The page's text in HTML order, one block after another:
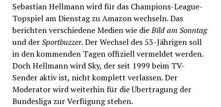
Sebastian Hellmann wird für das Champions-League-
Topspiel am Dienstag zu Amazon wechseln. Das
berichten verschiedene Medien wie dieBild am Sonntag
und derSportbuzzer.Der Wechsel des 53-Jährigen soll
in den kommenden Tagen offiziell vermeldet werden.
Doch Hellmann wird Sky, der seit 1999 beim TV-
Sender aktiv ist, nicht komplett verlassen. Der
Moderator wird weiterhin für die Übertragung der
Bundesliga zur Verfügung stehen.